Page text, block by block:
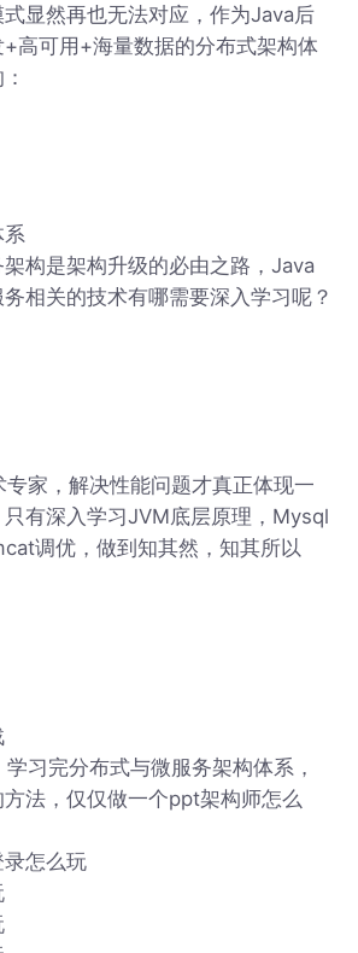
显然再也无法对应，作为Java后
高可用+海量数据的分布式架构体
构是架构升级的必由之路，Java
相关的技术有哪需要深入学习呢？
家，解决性能问题才真正体现一
有深入学习JVM底层原理，Mysql
调优，做到知其然，知其所以
习完分布式与微服务架构体系，
法，仅仅做一个ppt架构师怎么
怎么玩